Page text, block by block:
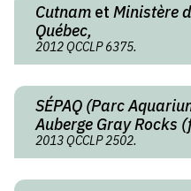
Cutnam et Ministère
Québec,
2012 QCCLP 6375.
SÉPAQ (Parc
Auberge Gray Rocks
2013 QCCLP 2502.